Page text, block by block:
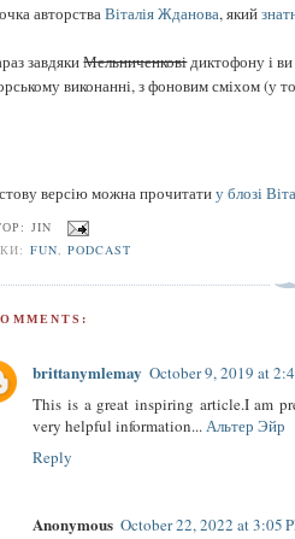
авторстваВіталія Жданова, який
завдякиМельниченковідиктофону і
виконанні, з фоновим сміхом (у
версію можна прочитатиу блозі
JIN
FUN, PODCAST
brittanymlemay October 9, 2019 at
This is a great inspiring article.I am
very helpful information...Альтер Эйр
Reply
Anonymous October 22, 2022 at 3:05